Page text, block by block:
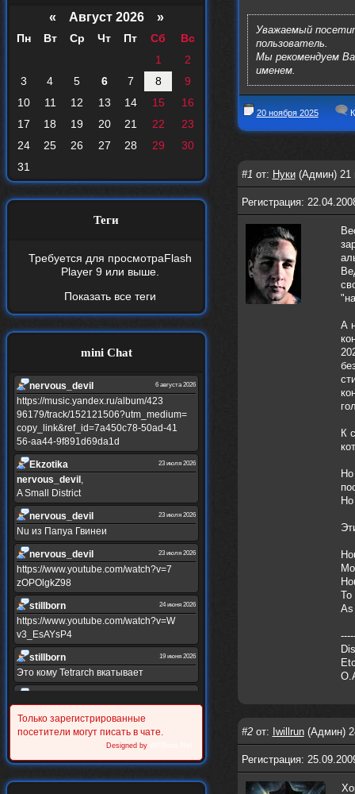
« Август 2026 »
Пн Вт Ср Чт Пт Сб
Вс
1
2
3
4 5 6 7 8
9
10
11 12 13 14 15
16
17
18 19 20 21 22
23
24
25 26 27 28 29
30
31
Теги
Требуется для просмотраFlash
Player 9 или выше.
Показать все теги
mini Chat
nеrvous_dеvil 6 августа 2026
https://music.yandex.ru/album/423
96179/track/152121506?utm_medium=
copy_link&ref_id=7a450c78-50ad-41
56-aa44-9f891d69da1d
Ekzotika 23 июля 2026
nеrvous_dеvil ,
A Small District
nеrvous_dеvil 23 июля 2026
Nu из Папуа Гвинеи
nеrvous_dеvil 23 июля 2026
https://www.youtube.com/watch?v=7
zOPOlgkZ98
stillborn 24 июня 2026
https://www.youtube.com/watch?v=W
v3_EsAYsP4
stillborn 19 июня 2026
Это кому Tetrarch вкатывает
XINRQPkrkA
https://www.youtube.com/watch?v=z
UVvJjZIu_U
Только зарегистрированные
посетители могут писать в чате.
Designed by
Уважаемый
пользователь.
Мы рекомендуем
именем.
20 ноября 2025
#1 от: Нуки(Админ) 21
Регистрация:
А
К
To
As
#2от: Iwillrun(Админ)
Регистрация: